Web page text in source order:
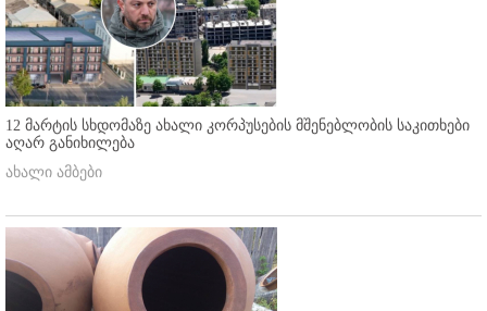
12 მარტის სხდომაზე ახალი კორპუსების მშენებლობის საკითხები
აღარ განიხილება
ახალი ამბები